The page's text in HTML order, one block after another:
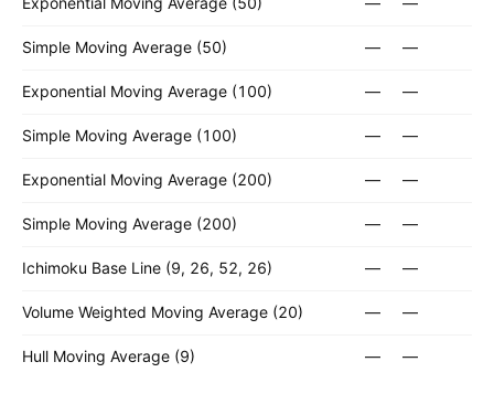
Simple Moving Average (50) — —
Exponential Moving Average (100) — —
Simple Moving Average (100) — —
Exponential Moving Average (200) — —
Simple Moving Average (200) — —
Ichimoku Base Line (9, 26, 52, 26) — —
Volume Weighted Moving Average (20) — —
Hull Moving Average (9) — —